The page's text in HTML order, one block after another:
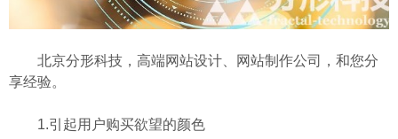
北京分形科技 ，高端网站设计、网站制作公司，和您分
享经验。
1.引起用户购买欲望的颜色